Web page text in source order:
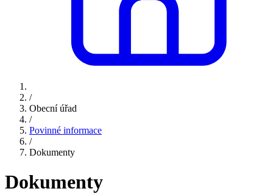
/
Obecní úřad
/
Povinné informace
/
Dokumenty
Dokumenty